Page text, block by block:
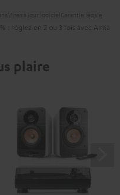
: réglez en 2 ou 3 fois avec Alma
plaire